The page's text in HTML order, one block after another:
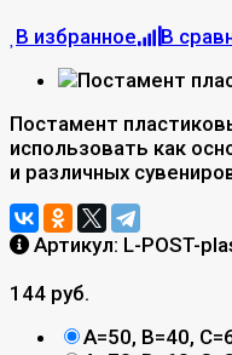
В избранное В
Постамент
использовать как
и различных
Артикул: L-POST-
144 руб.
A=50, B=40,